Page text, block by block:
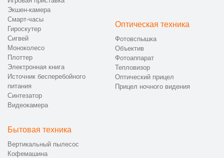
Экшен-камера
Смарт-часы
Гироскутер
Сигвей
Моноколесо
Плоттер
Электронная книга
Источник бесперебойного
питания
Синтезатор
Видеокамера
Оптическая техника
Фотовспышка
Объектив
Фотоаппарат
Тепловизор
Оптический прицел
Прицел ночного видения
Бытовая техника
Вертикальный пылесос
Кофемашина